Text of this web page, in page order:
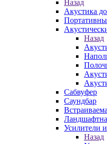
Назад
Акустика
Назад
Сабвуфер
Саундбар
Усилители
Назад